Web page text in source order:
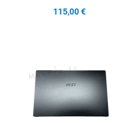
115,00 €
Add to Compare
Quick View